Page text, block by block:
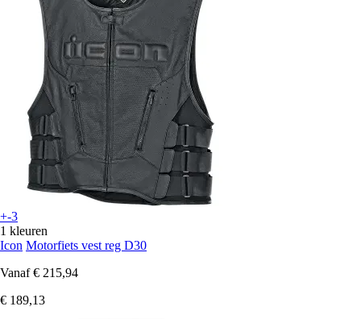
+-3
1 kleuren
Icon Motorfiets vest reg D30
Vanaf € 215,94
€ 189,13